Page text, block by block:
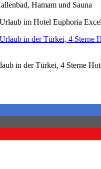
Hamam und Sauna
im Hotel Euphoria
in der Türkei, 4 Sterne